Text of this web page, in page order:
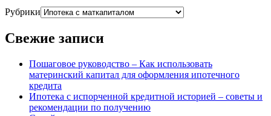
Рубрики
Свежие записи
Пошаговое руководство – Как использовать
материнский капитал для оформления ипотечного
кредита
Ипотека с испорченной кредитной историей – советы и
рекомендации по получению